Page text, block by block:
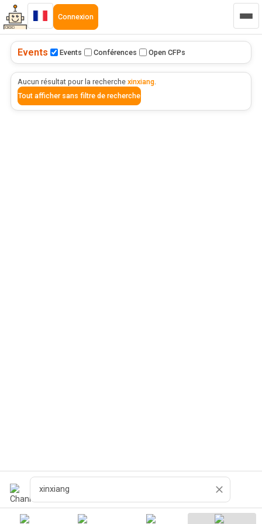
Connexion
Events Events Conférences Open CFPs
Aucun résultat pour la recherche xinxiang.
Tout afficher sans filtre de recherche
Recherche